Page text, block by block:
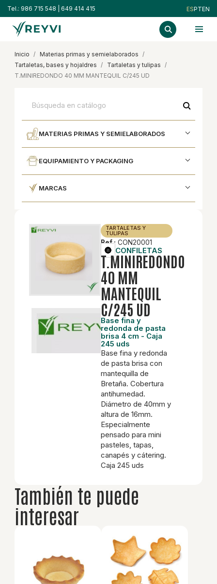
Tel.: 986 715 548 649 414 415 ESPTEN
inicio
materias primas y semielaborados
tartaletas, bases y hojaldres
tartaletas y tulipas
T.MINIREDONDO 40 MM MANTEQUIL C/245 UD
search
MATERIAS PRIMAS Y SEMIELABORADOS
EQUIPAMIENTO Y PACKAGING
MARCAS
TARTALETAS Y
TULIPAS
Ref.: CON20001
CONFILETAS
T.MINIREDONDO
40 MM
MANTEQUIL
C/245 UD
Base fina y
redonda de pasta
brisa 4 cm - Caja
245 uds
Base fina y redonda
de pasta brisa con
mantequilla de
Bretaña. Cobertura
antihumedad.
Diámetro de 40mm y
altura de 16mm.
Especialmente
pensado para mini
pasteles, tapas,
canapés y cátering.
Caja 245 uds
También te puede
interesar